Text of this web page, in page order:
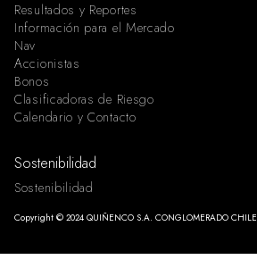
Resultados y Reportes
Información para el Mercado
Nav
Accionistas
Bonos
Clasificadoras de Riesgo
Calendario y Contacto
Sostenibilidad
Sostenibilidad
Copyright © 2024 QUIÑENCO S.A. CONGLOMERADO